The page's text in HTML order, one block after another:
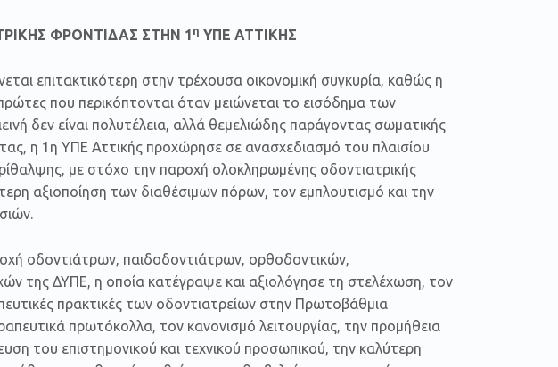
ΦΡΟΝΤΙΔΑΣ ΣΤΗΝ 1 η ΥΠΕ ΑΤΤΙΚΗΣ
επιτακτικότερη στην τρέχουσα οικονομική συγκυρία, καθώς η
που περικόπτονται όταν μειώνεται το εισόδημα των
δεν είναι πολυτέλεια, αλλά θεμελιώδης παράγοντας σωματικής
η 1η ΥΠΕ Αττικής προχώρησε σε ανασχεδιασμό του πλαισίου
με στόχο την παροχή ολοκληρωμένης οδοντιατρικής
αξιοποίηση των διαθέσιμων πόρων, τον εμπλουτισμό και την
οδοντιάτρων, παιδοδοντιάτρων, ορθοδοντικών,
της ΔΥΠΕ, η οποία κατέγραψε και αξιολόγησε τη στελέχωση, τον
πρακτικές των οδοντιατρείων στην Πρωτοβάθμια
πρωτόκολλα, τον κανονισμό λειτουργίας, την προμήθεια
του επιστημονικού και τεχνικού προσωπικού, την καλύτερη